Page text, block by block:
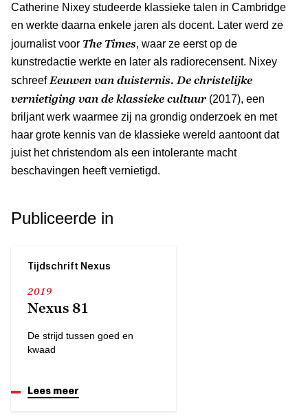
Catherine Nixey studeerde klassieke talen in Cambridge
en werkte daarna enkele jaren als docent. Later werd ze
journalist voor The Times, waar ze eerst op de
kunstredactie werkte en later als radiorecensent. Nixey
schreef Eeuwen van duisternis. De christelijke
vernietiging van de klassieke cultuur (2017), een
briljant werk waarmee zij na grondig onderzoek en met
haar grote kennis van de klassieke wereld aantoont dat
juist het christendom als een intolerante macht
beschavingen heeft vernietigd.
Publiceerde in
Tijdschrift Nexus
2019
Nexus 81
De strijd tussen goed en
kwaad
Lees meer